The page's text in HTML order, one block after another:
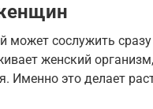
сослужить сразу
женский
Именно это делает